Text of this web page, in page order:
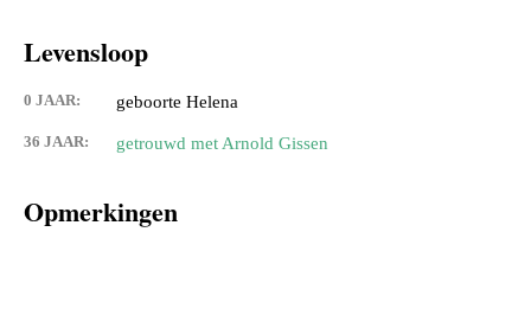
Levensloop
0 JAAR: geboorte Helena
36 JAAR: getrouwd met Arnold Gissen
Opmerkingen